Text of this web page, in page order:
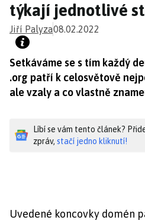
týkají jednotlivé
Jiří Palyza08.02.2022
Setkáváme se s tím každý
.org patří k celosvětově
ale vzaly a co vlastně
Líbí se vám tento článek?
zpráv, stačí jedno kliknutí!
Uvedené koncovky domén